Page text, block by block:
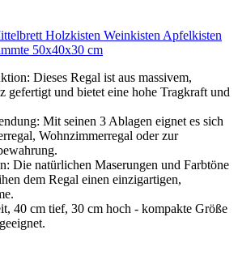
Holzkisten Weinkisten Apfelkisten
50x40x30 cm
Dieses Regal ist aus massivem,
gefertigt und bietet eine hohe Tragkraft und
Mit seinen 3 Ablagen eignet es sich
Wohnzimmerregal oder zur
Die natürlichen Maserungen und Farbtöne
dem Regal einen einzigartigen,
40 cm tief, 30 cm hoch - kompakte Größe